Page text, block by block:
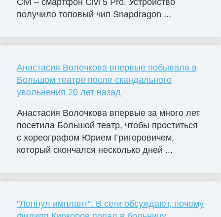
получило топовый чип Snapdragon ...
Анастасия Волочкова впервые побывала в
Большом театре после скандального
увольнения 20 лет назад
Анастасия Волочкова впервые за много лет
посетила Большой театр, чтобы проститься
с хореографом Юрием Григоровичем,
который скончался несколько дней ...
"Лопнул имплант". В сети обсуждают, почему